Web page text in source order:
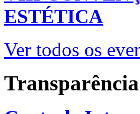
ESTÉTICA
Ver todos os